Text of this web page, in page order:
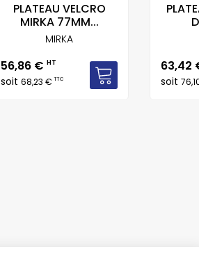
PLATEAU VELCRO
MIRKA 77MM...
MIRKA
Prix
56,86 € HT
soit 68,23 €TTC
Prix
63,42
soit